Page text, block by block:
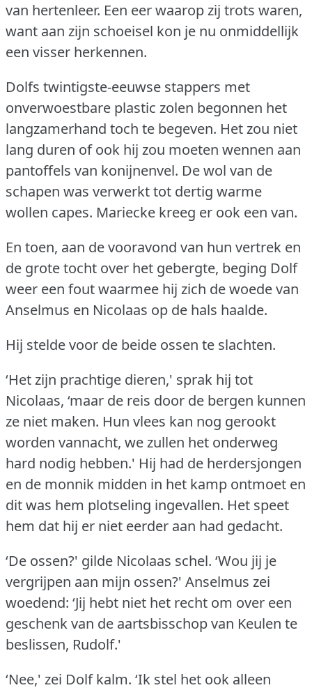
van hertenleer. Een eer waarop zij trots waren,
want aan zijn schoeisel kon je nu onmiddellijk
een visser herkennen.
Dolfs twintigste-eeuwse stappers met
onverwoestbare plastic zolen begonnen het
langzamerhand toch te begeven. Het zou niet
lang duren of ook hij zou moeten wennen aan
pantoffels van konijnenvel. De wol van de
schapen was verwerkt tot dertig warme
wollen capes. Mariecke kreeg er ook een van.
En toen, aan de vooravond van hun vertrek en
de grote tocht over het gebergte, beging Dolf
weer een fout waarmee hij zich de woede van
Anselmus en Nicolaas op de hals haalde.
Hij stelde voor de beide ossen te slachten.
‘Het zijn prachtige dieren,' sprak hij tot
Nicolaas, ‘maar de reis door de bergen kunnen
ze niet maken. Hun vlees kan nog gerookt
worden vannacht, we zullen het onderweg
hard nodig hebben.' Hij had de herdersjongen
en de monnik midden in het kamp ontmoet en
dit was hem plotseling ingevallen. Het speet
hem dat hij er niet eerder aan had gedacht.
‘De ossen?' gilde Nicolaas schel. ‘Wou jij je
vergrijpen aan mijn ossen?' Anselmus zei
woedend: ‘Jij hebt niet het recht om over een
geschenk van de aartsbisschop van Keulen te
beslissen, Rudolf.'
‘Nee,' zei Dolf kalm. ‘Ik stel het ook alleen